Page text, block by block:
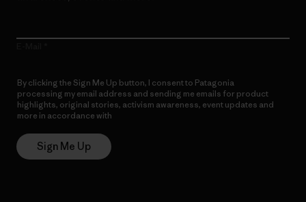
By clicking the Sign Me Up button, I consent to Patagonia
processing my email address and sending me emails for product
highlights, original stories, activism awareness, event updates and
more in accordance with
Sign Me Up